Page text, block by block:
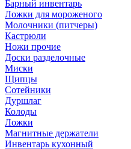
Барный инвентарь
Ложки для мороженого
Молочники (питчеры)
Кастрюли
Ножи прочие
Доски разделочные
Миски
Щипцы
Сотейники
Дуршлаг
Колоды
Ложки
Магнитные держатели
Инвентарь кухонный